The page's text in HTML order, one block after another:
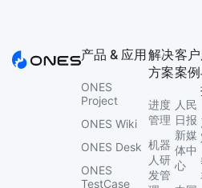
产品 & 应用
ONES
Project
ONES Wiki
ONES Desk
ONES
TestCase
解决
方案
进度
管理
机器
人研
发管
客户
案例
人民
日报
新媒
体中
心